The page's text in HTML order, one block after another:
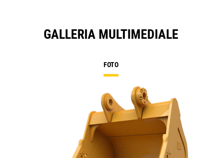
GALLERIA MULTIMEDIALE
FOTO